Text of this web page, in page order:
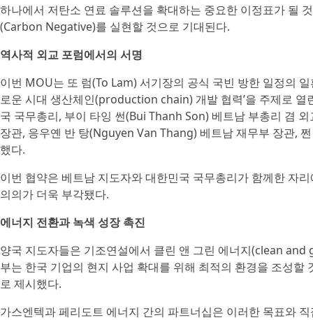
하나에서 저탄소 연료 솔루션을 확대하는 중요한 이정표가 될
(Carbon Negative)를 실현할 것으로 기대된다.
역사적 외교 포럼에서의 서명
이번 MOU는 또 럼(To Lam) 서기장의 공식 국빈 방한 일정의
로운 시대 생산체인(production chain) 개발 협력’을 주제로
국 국무총리, 부이 타잉 썬(Bui Thanh Son) 베트남 부총리 겸
장관, 응우옌 반 탕(Nguyen Van Thang) 베트남 재무부 장관,
했다.
이번 협약은 베트남 지도자와 대한민국 국무총리가 함께한 자
의의가 더욱 부각됐다.
에너지 전환과 녹색 성장 촉진
양국 지도자들은 기조연설에서 클린 앤 그린 에너지(clean
부는 한국 기업의 현지 사업 확대를 위해 최적의 환경을 조성
로 제시했다.
가스엔텍과 페리도트 에너지 간의 파트너십은 이러한 목표와